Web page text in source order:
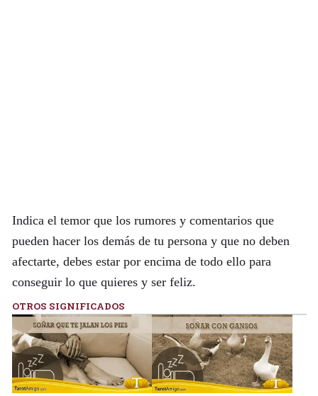
Indica el temor que los rumores y comentarios que
pueden hacer los demás de tu persona y que no deben
afectarte, debes estar por encima de todo ello para
conseguir lo que quieres y ser feliz.
OTROS SIGNIFICADOS